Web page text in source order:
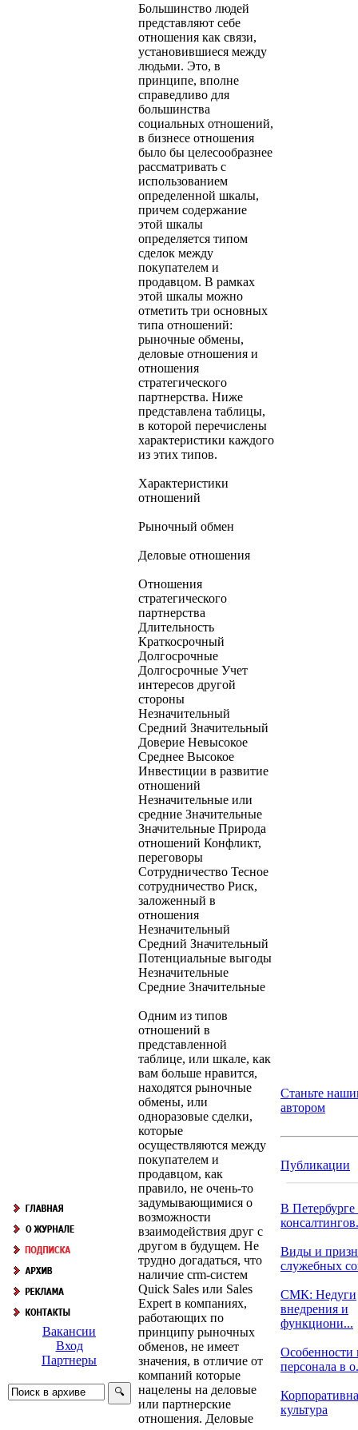
Вакансии
Вход
Партнеры
Большинство людей
представляют себе
отношения как связи,
установившиеся между
людьми. Это, в
принципе, вполне
справедливо для
большинства
социальных отношений,
в бизнесе отношения
было бы целесообразнее
рассматривать с
использованием
определенной шкалы,
причем содержание
этой шкалы
определяется типом
сделок между
покупателем и
продавцом. В рамках
этой шкалы можно
отметить три основных
типа отношений:
рыночные обмены,
деловые отношения и
отношения
стратегического
партнерства. Ниже
представлена таблицы,
в которой перечислены
характеристики каждого
из этих типов.
Характеристики
отношений
Рыночный обмен
Деловые отношения
Отношения
стратегического
партнерства
Длительность
Краткосрочный
Долгосрочные
Долгосрочные Учет
интересов другой
стороны
Незначительный
Средний Значительный
Доверие Невысокое
Среднее Высокое
Инвестиции в развитие
отношений
Незначительные или
средние Значительные
Значительные Природа
отношений Конфликт,
переговоры
Сотрудничество Тесное
сотрудничество Риск,
заложенный в
отношения
Незначительный
Средний Значительный
Потенциальные выгоды
Незначительные
Средние Значительные
Одним из типов
отношений в
представленной
таблице, или шкале, как
вам больше нравится,
находятся рыночные
обмены, или
одноразовые сделки,
которые
осуществляются между
покупателем и
продавцом, как
правило, не очень-то
задумывающимися о
возможности
взаимодействия друг с
другом в будущем. Не
трудно догадаться, что
наличие crm-систем
Quick Sales или Sales
Expert в компаниях,
работающих по
принципу рыночных
обменов, не имеет
значения, в отличие от
компаний которые
нацелены на деловые
или партнерские
отношения. Деловые
Станьте
автором
Публикации
В Петербурге
Виды и
служебных
СМК: Недуги
внедрения и
функциони...
Особенности
персонала в
культура